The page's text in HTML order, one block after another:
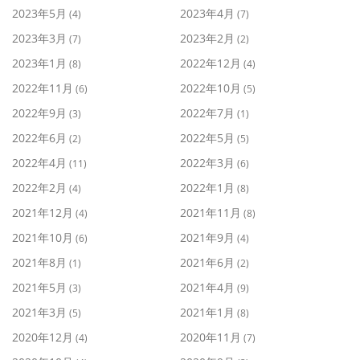
2023年5月 (4) 2023年4月 (7)
2023年3月 (7) 2023年2月 (2)
2023年1月 (8) 2022年12月 (4)
2022年11月 (6) 2022年10月 (5)
2022年9月 (3) 2022年7月 (1)
2022年6月 (2) 2022年5月 (5)
2022年4月 (11) 2022年3月 (6)
2022年2月 (4) 2022年1月 (8)
2021年12月 (4) 2021年11月 (8)
2021年10月 (6) 2021年9月 (4)
2021年8月 (1) 2021年6月 (2)
2021年5月 (3) 2021年4月 (9)
2021年3月 (5) 2021年1月 (8)
2020年12月 (4) 2020年11月 (7)